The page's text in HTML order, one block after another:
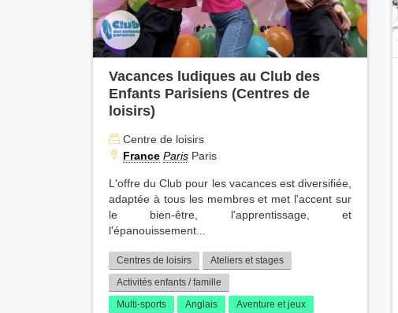
Vacances ludiques au Club des
Enfants Parisiens (Centres de
loisirs)
Centre de loisirs
France Paris Paris
L'offre du Club pour les vacances est diversifiée,
adaptée à tous les membres et met l'accent sur
le bien-être, l'apprentissage, et
l'épanouissement...
Centres de loisirs
Ateliers et stages
Activités enfants / famille
Multi-sports
Anglais
Aventure et jeux